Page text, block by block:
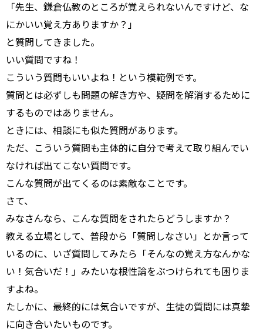
「先生、鎌倉仏教のところが覚えられないんですけど、な
にかいい覚え方ありますか？」
と質問してきました。
いい質問ですね！
こういう質問もいいよね！という模範例です。
質問とは必ずしも問題の解き方や、疑問を解消するために
するものではありません。
ときには、相談にも似た質問があります。
ただ、こういう質問も主体的に自分で考えて取り組んでい
なければ出てこない質問です。
こんな質問が出てくるのは素敵なことです。
さて、
みなさんなら、こんな質問をされたらどうしますか？
教える立場として、普段から「質問しなさい」とか言って
いるのに、いざ質問してみたら「そんなの覚え方なんかな
い！気合いだ！」みたいな根性論をぶつけられても困りま
すよね。
たしかに、最終的には気合いですが、生徒の質問には真摯
に向き合いたいものです。